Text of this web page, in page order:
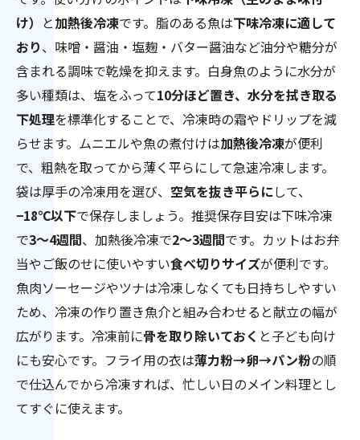
け） と加熱後冷凍です。脂のある魚は下味冷凍に適して
おり、味噌・醤油・塩麹・バター醤油など油分や糖分が
含まれる調味で乾燥を抑えます。白身魚のように水分が
多い種類は、塩をふって10分ほど置き、水分を拭き取る
下処理を標準化することで、冷凍時の霜やドリップを減
らせます。ムニエルや魚の煮付けは加熱後冷凍が便利
で、粗熱を取ってから薄く平らにして急速冷凍します。
袋は厚手の冷凍用を選び、 空気を抜き平らにして、
−18℃以下で保存しましょう。推奨保存目安は下味冷凍
で3〜4週間、加熱後冷凍で2〜3週間です。カットはお弁
当やご飯のせに使いやすい食べ切りサイズが便利です。
魚肉ソーセージやツナは冷凍しなくても日持ちしやすい
ため、冷凍の作り置き魚介と組み合わせると献立の幅が
広がります。冷凍前に骨を取り除いておく と子ども向け
にも安心です。フライ用の衣は薄力粉→卵→パン粉の順
で仕込んでから冷凍すれば、忙しい日のメイン料理とし
てすぐに使えます。